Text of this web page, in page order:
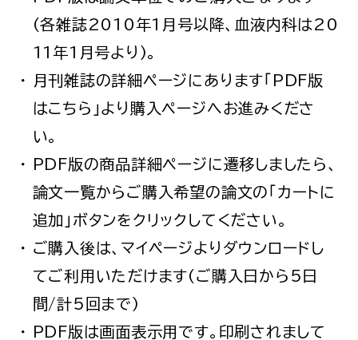
(各雑誌2010年1月号以降、血液内科は20
11年1月号より)。
月刊雑誌の詳細ページにあります「PDF版
はこちら」より購入ページへお進みくださ
い。
PDF版の商品詳細ページに遷移しましたら、
論文一覧からご購入希望の論文の「カートに
追加」ボタンをクリックしてください。
ご購入後は、マイページよりダウンロードし
てご利用いただけます(ご購入日から5日
間/計5回まで)
PDF版は画面表示用です。印刷されまして